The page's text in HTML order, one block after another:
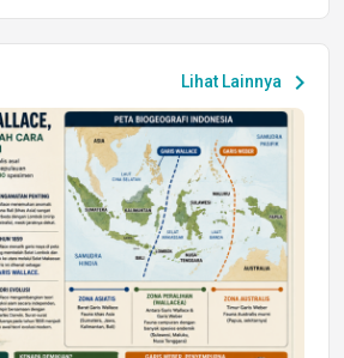
Kerja dan Magang
17 Jul 2026 22:30
Motor Kalimantan Timur 2 Dukung
Samarinda dalam Astra
SDGs Future Leaders 2026
10 Jul 2026 19:01
Lihat Lainnya chevron_right